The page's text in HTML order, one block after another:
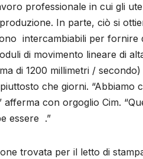
professionale in cui gli
In parte, ciò si
intercambiabili per fornire
di movimento lineare di
di 1200 millimetri /
che giorni. “Abbiamo
con orgoglio Cim.
essere .”
trovata per il letto di